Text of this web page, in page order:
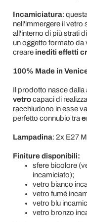
Incamiciatura:
nell'immergere il vetro
all'interno di più strati
un oggetto formato da
creareinediti effetti
100% Made in
Il prodotto nasce
vetrocapaci di
racchiudono in esse
perfetto connubio tra
Lampadina: 2x E27
Finiture disponibili:
sfere bicolore
incamiciato);
vetro bianco
vetro fumè
vetro blu
vetro bronzo